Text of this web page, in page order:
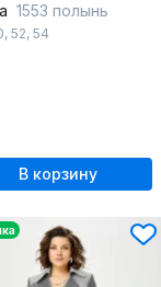
1553 полынь
, 52, 54
В корзину